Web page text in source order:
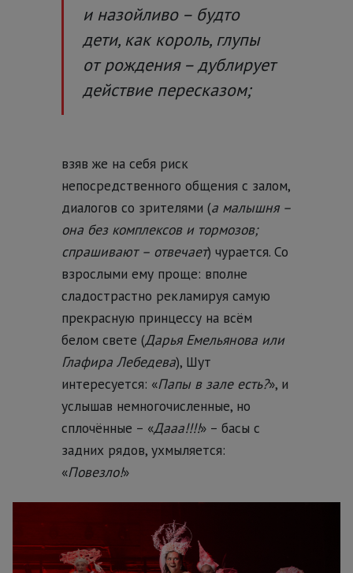
и назойливо – будто
дети, как король, глупы
от рождения – дублирует
действие пересказом;
взяв же на себя риск
непосредственного общения с залом,
диалогов со зрителями (а малышня –
она без комплексов и тормозов;
спрашивают – отвечает) чурается. Со
взрослыми ему проще: вполне
сладострастно рекламируя самую
прекрасную принцессу на всём
белом свете (Дарья Емельянова или
Глафира Лебедева), Шут
интересуется: «Папы в зале есть?», и
услышав немногочисленные, но
сплочённые – «Дааа!!!!» – басы с
задних рядов, ухмыляется:
«Повезло!»